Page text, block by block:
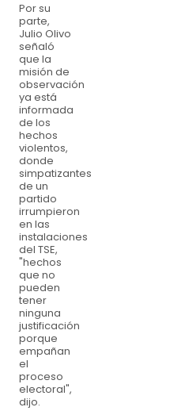
Por su
parte,
Julio Olivo
señaló
que la
misión de
observación
ya está
informada
de los
hechos
violentos,
donde
simpatizantes
de un
partido
irrumpieron
en las
instalaciones
del TSE,
"hechos
que no
pueden
tener
ninguna
justificación
porque
empañan
el
proceso
electoral",
dijo.